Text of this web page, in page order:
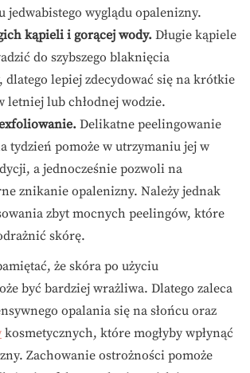
jedwabistego wyglądu opalenizny.
kąpieli i gorącej wody. Długie kąpiele
do szybszego blaknięcia
dlatego lepiej zdecydować się na krótkie
letniej lub chłodnej wodzie.
Delikatne peelingowanie
tydzień pomoże w utrzymaniu jej w
a jednocześnie pozwoli na
znikanie opalenizny. Należy jednak
zbyt mocnych peelingów, które
skórę.
że skóra po użyciu
być bardziej wrażliwa. Dlatego zaleca
opalania się na słońcu oraz
kosmetycznych, które mogłyby wpłynąć
Zachowanie ostrożności pomoże